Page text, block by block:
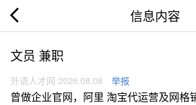
信息内容
文员 兼职
外语人才网 2026.08.08 举报
曾做企业官网，阿里 淘宝代运营及网格